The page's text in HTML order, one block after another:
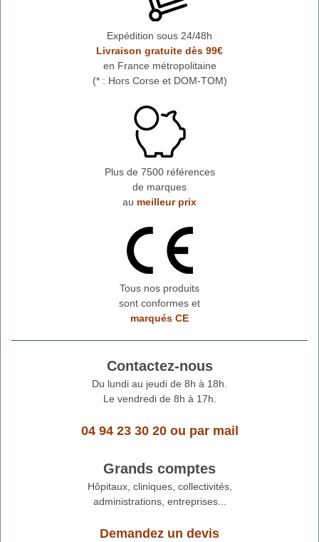
Expédition sous 24/48h
Livraison gratuite dès 99€
en France métropolitaine
(* : Hors Corse et DOM-TOM)
Plus de 7500 références
de marques
au meilleur prix
Tous nos produits
sont conformes et
marqués CE
Contactez-nous
Du lundi au jeudi de 8h à 18h.
Le vendredi de 8h à 17h.
04 94 23 30 20ou par mail
Grands comptes
Hôpitaux, cliniques, collectivités,
administrations, entreprises...
Demandez un devis